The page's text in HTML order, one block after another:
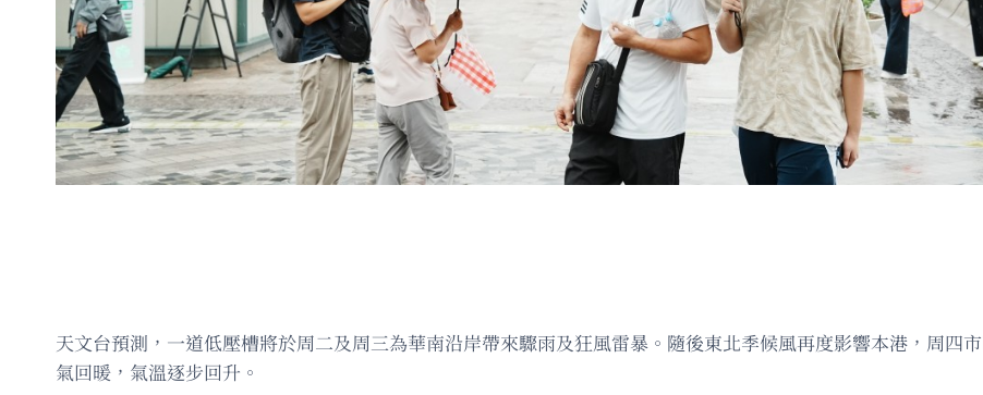
天文台預測，一道低壓槽將於周二及周三為華南沿岸帶來驟雨及狂風雷暴。隨後東北季候風再度影響本港，周四
氣回暖，氣溫逐步回升。